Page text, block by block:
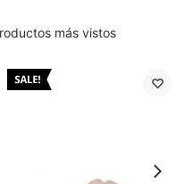
más vistos